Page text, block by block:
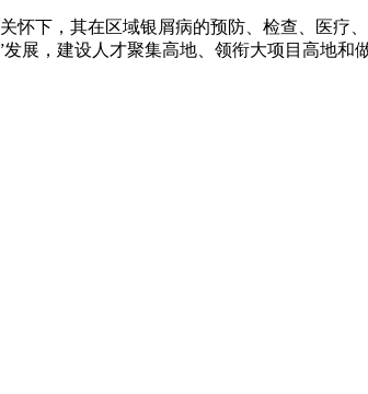
怀下，其在区域银屑病的预防、检查、医疗
展，建设人才聚集高地、领衔大项目高地和